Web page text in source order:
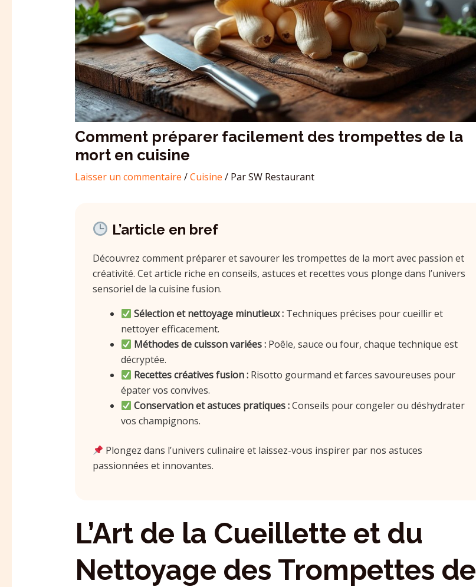
Comment préparer facilement des trompettes de la
mort en cuisine
Laisser un commentaire /Cuisine / ParSW Restaurant
L’article en bref
Découvrez comment préparer et savourer les trompettes de la mort avec passion et
créativité. Cet article riche en conseils, astuces et recettes vous plonge dans l’univers
sensoriel de la cuisine fusion.
Sélection et nettoyage minutieux :Techniques précises pour cueillir et
nettoyer efficacement.
Méthodes de cuisson variées :Poêle, sauce ou four, chaque technique est
décryptée.
Recettes créatives fusion :Risotto gourmand et farces savoureuses pour
épater vos convives.
Conservation et astuces pratiques :Conseils pour congeler ou déshydrater
vos champignons.
Plongez dans l’univers culinaire et laissez-vous inspirer par nos astuces
passionnées et innovantes.
L’Art de la Cueillette et du
Nettoyage des Trompettes de